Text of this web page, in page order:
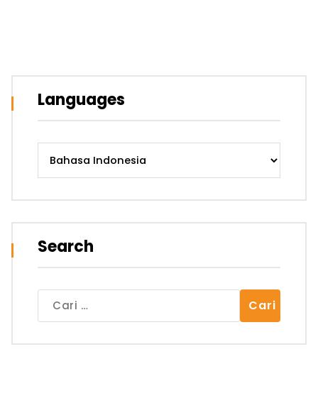
Languages
Search
untuk: